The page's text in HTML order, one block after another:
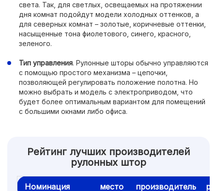
света. Так, для светлых, освещаемых на протяжении
дня комнат подойдут модели холодных оттенков, а
для северных комнат – золотые, коричневые оттенки,
насыщенные тона фиолетового, синего, красного,
зеленого.
Тип управления. Рулонные шторы обычно управляются
с помощью простого механизма – цепочки,
позволяющей регулировать положение полотна. Но
можно выбрать и модель с электроприводом, что
будет более оптимальным вариантом для помещений
с большими окнами либо офиса.
Рейтинг лучших производителей
рулонных штор
Номинация место производитель